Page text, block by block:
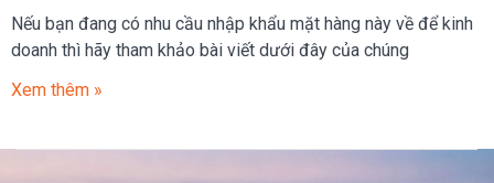
Nếu bạn đang có nhu cầu nhập khẩu mặt hàng này về để kinh
doanh thì hãy tham khảo bài viết dưới đây của chúng
Xem thêm »